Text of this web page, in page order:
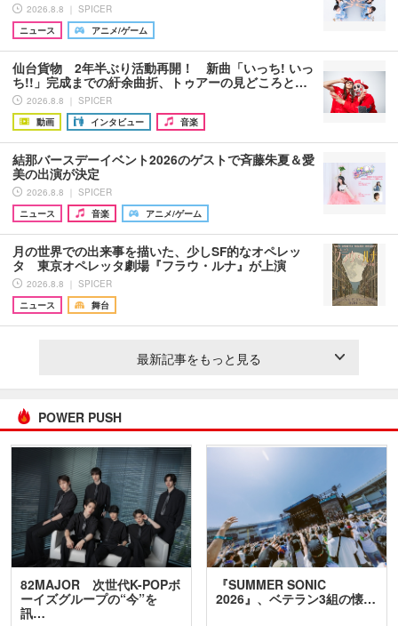
2026.8.8 ｜ SPICER
ニュース
アニメ/ゲーム
仙台貨物 2年半ぶり活動再開！ 新曲「いっち! いっ
ち!!」完成までの紆余曲折、トゥアーの見どころと…
2026.8.8 ｜ SPICER
動画
インタビュー 音楽
結那バースデーイベント2026のゲストで斉藤朱夏＆愛
美の出演が決定
2026.8.8 ｜ SPICER
ニュース
音楽 アニメ/ゲーム
月の世界での出来事を描いた、少しSF的なオペレッ
タ 東京オペレッタ劇場『フラウ・ルナ』が上演
2026.8.8 ｜ SPICER
ニュース
舞台
最新記事をもっと見る
POWER PUSH
82MAJOR 次世代K-POPボ
ーイズグループの“今”を
訊…
『SUMMER SONIC
2026』、ベテラン3組の懐…